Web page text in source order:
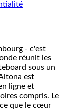
- c'est
réunit les
sous un
est
ligne et
compris. Le
que le cœur